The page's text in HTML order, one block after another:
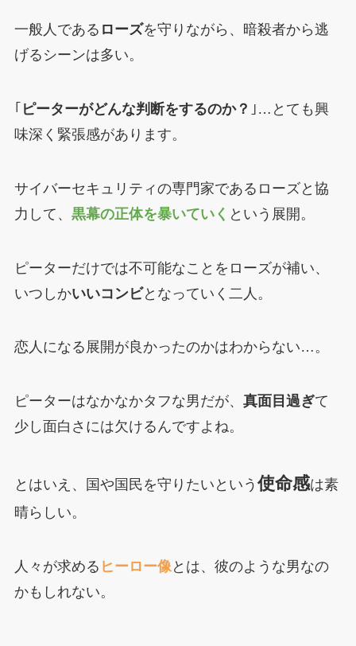
一般人である ローズを守りながら、暗殺者から逃
げるシーンは多い。
｢ ピーターがどんな判断をするのか？ ｣…とても興
味深く緊張感があります。
サイバーセキュリティの専門家であるローズと協
力して、 黒幕の正体を暴いていく という展開。
ピーターだけでは不可能なことをローズが補い、
いつしかいいコンビとなっていく二人。
恋人になる展開が良かったのかはわからない…。
ピーターはなかなかタフな男だが、 真面目過ぎて
少し面白さには欠けるんですよね。
とはいえ、国や国民を守りたいという 使命感は素
晴らしい。
人々が求める ヒーロー像 とは、彼のような男なの
かもしれない。